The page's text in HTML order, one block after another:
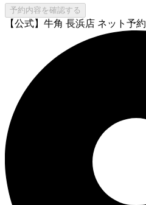
予約内容を確認する
【公式】牛角 長浜店 ネット予約